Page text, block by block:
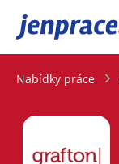
JenPráce.cz
Nabídky práce